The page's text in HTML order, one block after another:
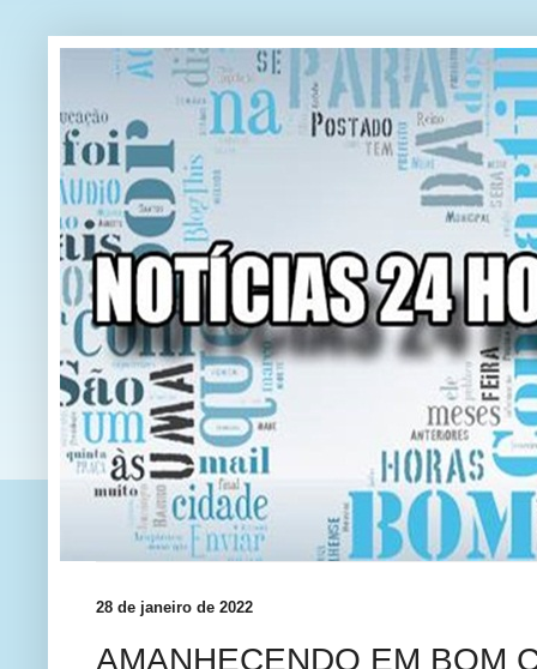
28 de janeiro de 2022
AMANHECENDO EM BOM